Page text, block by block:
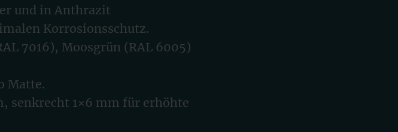
und in Anthrazit
Korrosionsschutz.
7016), Moosgrün (RAL 6005)
Matte.
senkrecht 1×6 mm für erhöhte